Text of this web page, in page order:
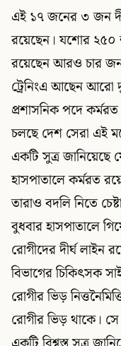
এই ১৭ জনের ৩ জন
রয়েছেন। যশোর ২৫০
রয়েছেন আরও চার
ট্রেনিংএ আছেন
প্রশাসনিক পদে
চলছে দেশ সেরা এই
একটি সুত্র জানিয়েছে
হাসপাতালে কর্মরত
তারাও বদলি নিতে
বুধবার হাসপাতালে
রোগীদের দীর্ঘ লাইন
বিভাগের চিকিৎসক
রোগীর ভিড়
রোগীর ভিড় থাকে।